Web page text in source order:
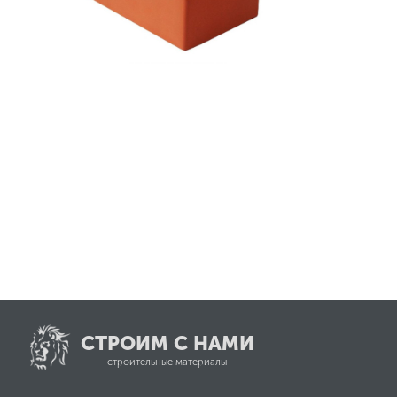
СТРОИМ С НАМИ
строительные материалы